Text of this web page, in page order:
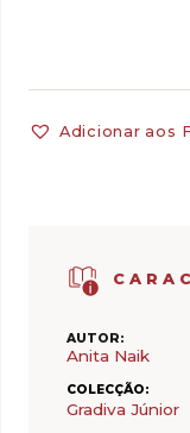
AUTOR:
Anita Naik
COLECÇÃO:
Gradiva Júnior
Adicionar aos